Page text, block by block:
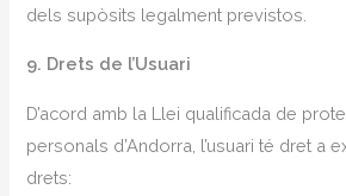
dels supòsits legalment previstos.
9. Drets de l’Usuari
D’acord amb la Llei qualificada de
personals d’Andorra, l’usuari té dret a
drets: